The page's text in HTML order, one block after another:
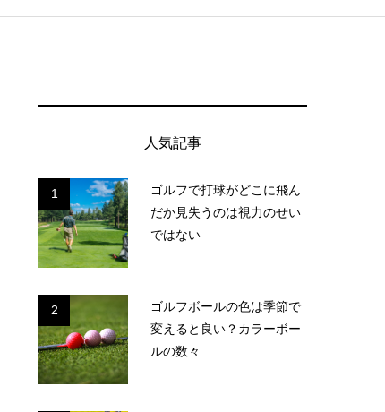
人気記事
1
ゴルフで打球がどこに飛ん
だか見失うのは視力のせい
ではない
2
ゴルフボールの色は季節で
変えると良い？カラーボー
ルの数々